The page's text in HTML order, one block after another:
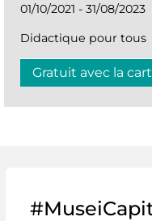
01/10/2021 - 31/08/2023
Didactique pour tous
Gratuit avec la